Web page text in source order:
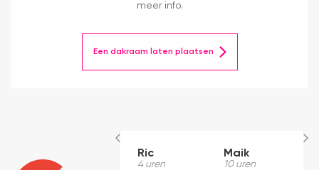
meer info.
Een dakraam laten plaatsen
Ric
4 uren
Maik
10 uren